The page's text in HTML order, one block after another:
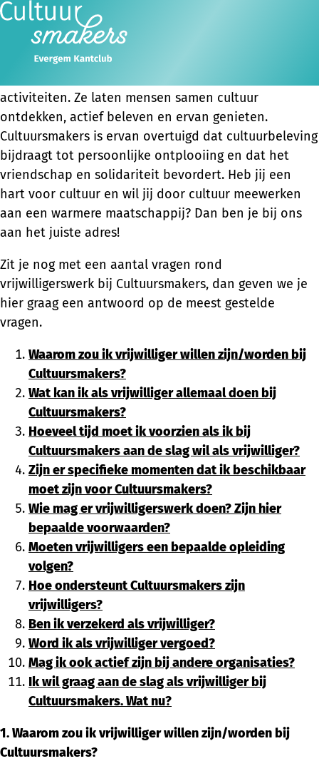
Vrijwilliger zijn bij Cultuursmakers, wat betekent dat?
Cultuursmakers is een sociaal-culturele vereniging die
bestaat voor en dankzij vrijwilligers. Onze vrijwilligers
activiteiten. Ze laten mensen samen cultuur
ontdekken, actief beleven en ervan genieten.
Cultuursmakers is ervan overtuigd dat cultuurbeleving
bijdraagt tot persoonlijke ontplooiing en dat het
vriendschap en solidariteit bevordert. Heb jij een
hart voor cultuur en wil jij door cultuur meewerken
aan een warmere maatschappij? Dan ben je bij ons
aan het juiste adres!
Zit je nog met een aantal vragen rond
vrijwilligerswerk bij Cultuursmakers, dan geven we je
hier graag een antwoord op de meest gestelde
vragen.
Waarom zou ik vrijwilliger willen zijn/worden bij
Cultuursmakers?
Wat kan ik als vrijwilliger allemaal doen bij
Cultuursmakers?
Hoeveel tijd moet ik voorzien als ik bij
Cultuursmakers aan de slag wil als vrijwilliger?
Zijn er specifieke momenten dat ik beschikbaar
moet zijn voor Cultuursmakers?
Wie mag er vrijwilligerswerk doen? Zijn hier
bepaalde voorwaarden?
Moeten vrijwilligers een bepaalde opleiding
volgen?
Hoe ondersteunt Cultuursmakers zijn
vrijwilligers?
Ben ik verzekerd als vrijwilliger?
Word ik als vrijwilliger vergoed?
Mag ik ook actief zijn bij andere organisaties?
Ik wil graag aan de slag als vrijwilliger bij
Cultuursmakers. Wat nu?
1. Waarom zou ik vrijwilliger willen zijn/worden bij
Cultuursmakers?